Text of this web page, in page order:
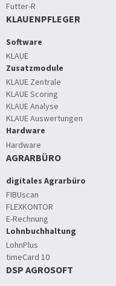
Futter-R
KLAUENPFLEGER
Software
KLAUE
Zusatzmodule
KLAUE Zentrale
KLAUE Scoring
KLAUE Analyse
KLAUE Auswertungen
Hardware
Hardware
AGRARBÜRO
digitales Agrarbüro
FIBUscan
FLEXKONTOR
E-Rechnung
Lohnbuchhaltung
LohnPlus
timeCard 10
DSP AGROSOFT